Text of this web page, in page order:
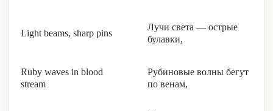
Light beams, sharp pins
Лучи света — острые
булавки,
Ruby waves in blood
stream
Рубиновые волны бегут
по венам,